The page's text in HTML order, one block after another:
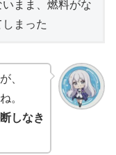
まま、燃料がな
まった
、
。
しなき